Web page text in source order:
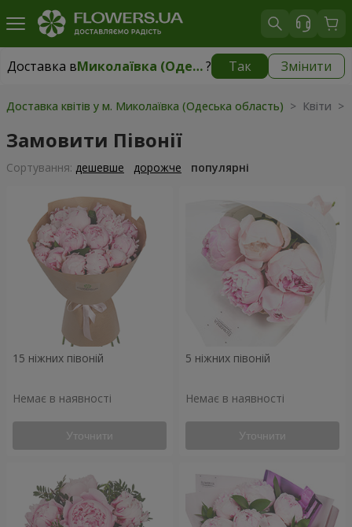
Доставка в Миколаївка (Одеська область)? Так Змінити
Доставка вМиколаївка (Одеська область) 2277 грн
Доставка квітів у м. Миколаївка (Одеська область) > Квіти >
Замовити Півонії
Сортування: дешевше дорожче популярні
15 ніжних півоній
Немає в наявності
Уточнити
5 ніжних півоній
Немає в наявності
Уточнити